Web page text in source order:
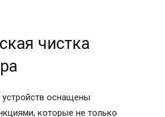
чистка
оснащены
которые не только